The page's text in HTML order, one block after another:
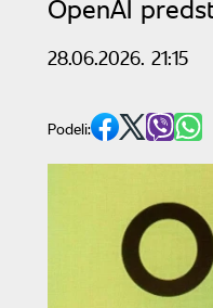
OpenAI
28.06.2026. 21:15
Podeli: